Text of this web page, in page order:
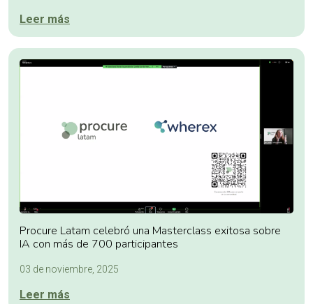
Leer más
Procure Latam celebró una Masterclass exitosa sobre
IA con más de 700 participantes
03 de noviembre, 2025
Leer más